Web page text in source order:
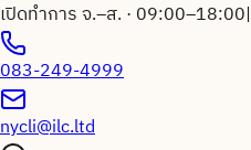
เปิดทำการ จ.–ส. · 09:00–18:00|
083-249-4999
nycli@ilc.ltd